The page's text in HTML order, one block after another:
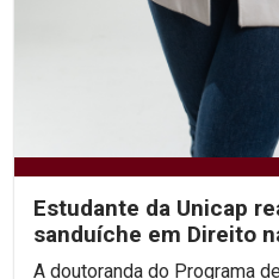
Estudante da Unicap
sanduíche em Direito
Valência
A doutoranda do Programa